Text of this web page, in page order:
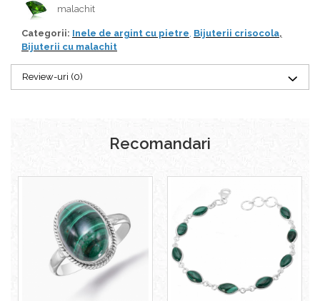
malachit
Categorii: Inele de argint cu pietre Bijuterii crisocola,
Bijuterii cu malachit
Review-uri (0)
Recomandari